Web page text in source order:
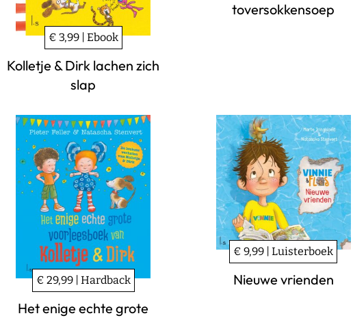
€ 3,99 | Ebook
Kolletje & Dirk lachen zich
slap
toversokkensoep
€ 29,99 | Hardback
Het enige echte grote
€ 9,99 | Luisterboek
Nieuwe vrienden